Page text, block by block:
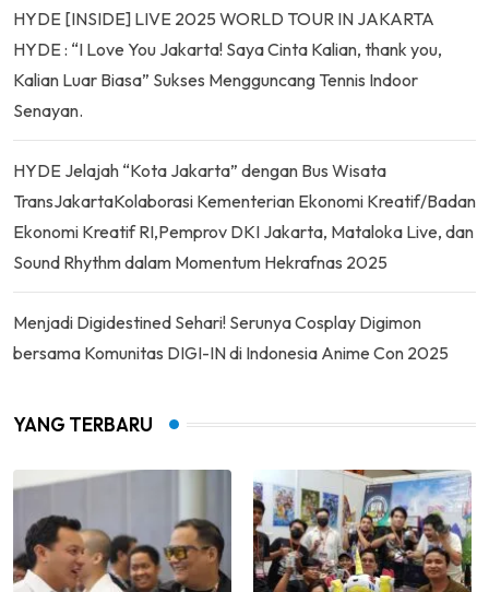
HYDE [INSIDE] LIVE 2025 WORLD TOUR IN JAKARTA
HYDE : “I Love You Jakarta! Saya Cinta Kalian, thank you,
Kalian Luar Biasa” Sukses Mengguncang Tennis Indoor
Senayan.
HYDE Jelajah “Kota Jakarta” dengan Bus Wisata
TransJakartaKolaborasi Kementerian Ekonomi Kreatif/Badan
Ekonomi Kreatif RI,Pemprov DKI Jakarta, Mataloka Live, dan
Sound Rhythm dalam Momentum Hekrafnas 2025
Menjadi Digidestined Sehari! Serunya Cosplay Digimon
bersama Komunitas DIGI-IN di Indonesia Anime Con 2025
YANG TERBARU